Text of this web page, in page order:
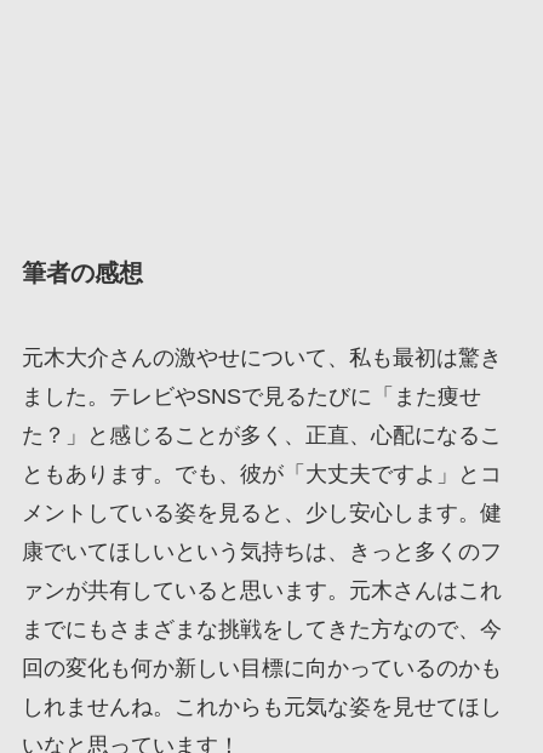
筆者の感想
元木大介さんの激やせについて、私も最初は驚き
ました。テレビやSNSで見るたびに「また痩せ
た？」と感じることが多く、正直、心配になるこ
ともあります。でも、彼が「大丈夫ですよ」とコ
メントしている姿を見ると、少し安心します。健
康でいてほしいという気持ちは、きっと多くのフ
ァンが共有していると思います。元木さんはこれ
までにもさまざまな挑戦をしてきた方なので、今
回の変化も何か新しい目標に向かっているのかも
しれませんね。これからも元気な姿を見せてほし
いなと思っています！